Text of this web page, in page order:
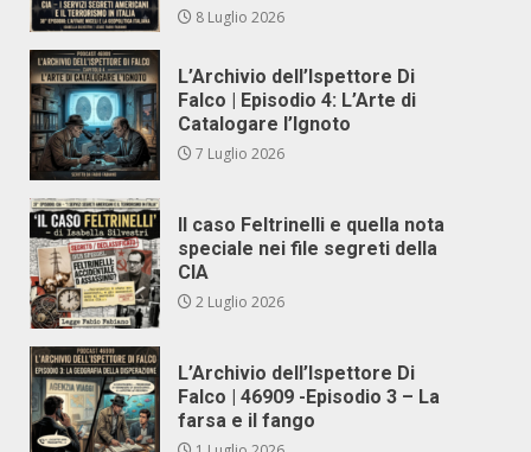
8 Luglio 2026
L’Archivio dell’Ispettore Di
Falco | Episodio 4: L’Arte di
Catalogare l’Ignoto
7 Luglio 2026
Il caso Feltrinelli e quella nota
speciale nei file segreti della
CIA
2 Luglio 2026
L’Archivio dell’Ispettore Di
Falco | 46909 -Episodio 3 – La
farsa e il fango